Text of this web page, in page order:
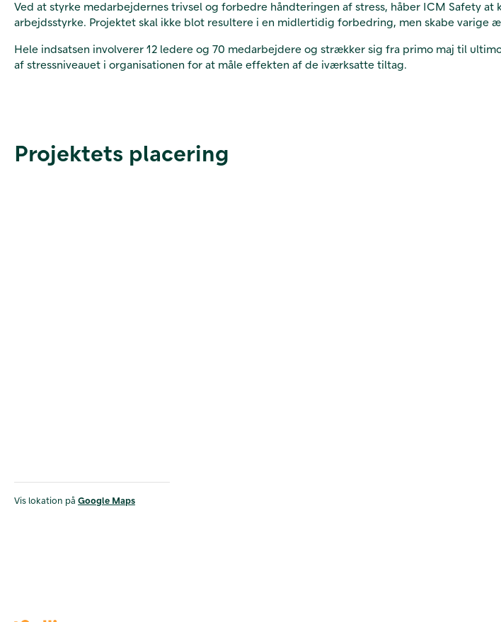
Ved at styrke medarbejdernes trivsel og forbedre håndteringen af stress, håber ICM Safety
arbejdsstyrke. Projektet skal ikke blot resultere i en midlertidig forbedring, men skabe varige
Hele indsatsen involverer 12 ledere og 70 medarbejdere og strækker sig fra primo maj til
af stressniveauet i organisationen for at måle effekten af de iværksatte tiltag.
Projektets placering
Vis lokation på Google Maps